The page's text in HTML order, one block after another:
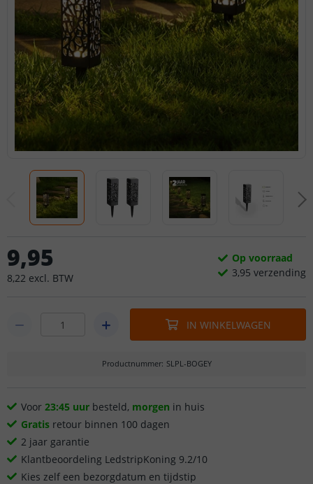
9,95
8,22 excl. BTW
Op voorraad
3,95 verzending
IN WINKELWAGEN
Productnummer: SLPL-BOGEY
Voor 23:45 uur besteld, morgen in huis
Gratis retour binnen 100 dagen
2 jaar garantie
Klantbeoordeling LedstripKoning 9.2/10
Kies zelf een bezorgdatum en tijdstip